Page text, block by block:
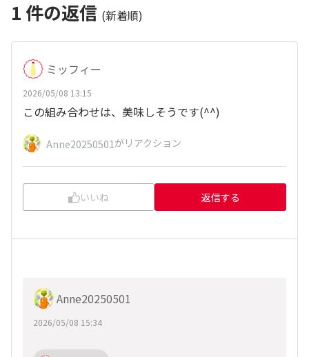
1 件の返信 (新着順)
ミッフィー
2026/05/08 13:15
この組み合わせは、美味しそうです(^^)
Anne20250501 がリアクション
いいね 返信する
Anne20250501
2026/05/08 15:34